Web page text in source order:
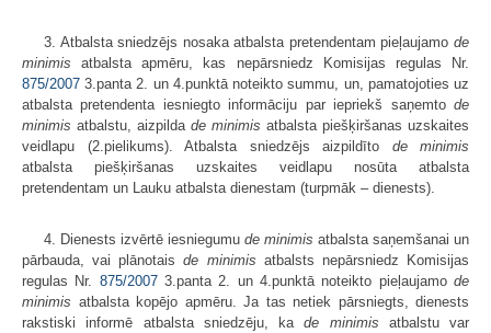
3. Atbalsta sniedzējs nosaka atbalsta pretendentam pieļaujamo de
minimis atbalsta apmēru, kas nepārsniedz Komisijas regulas Nr.
875/2007 3.panta 2. un 4.punktā noteikto summu, un, pamatojoties uz
atbalsta pretendenta iesniegto informāciju par iepriekš saņemto de
minimis atbalstu, aizpilda de minimis atbalsta piešķiršanas uzskaites
veidlapu (2.pielikums). Atbalsta sniedzējs aizpildīto de minimis
atbalsta piešķiršanas uzskaites veidlapu nosūta atbalsta
pretendentam un Lauku atbalsta dienestam (turpmāk – dienests).
4. Dienests izvērtē iesniegumu de minimis atbalsta saņemšanai un
pārbauda, vai plānotaisde minimis atbalsts nepārsniedz Komisijas
regulas Nr. 875/20073.panta 2. un 4.punktā noteikto pieļaujamode
minimis atbalsta kopējo apmēru. Ja tas netiek pārsniegts, dienests
rakstiski informē atbalsta sniedzēju, kade minimis atbalstu var